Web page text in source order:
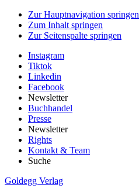
Zur Hauptnavigation springen
Zum Inhalt springen
Zur Seitenspalte springen
Instagram
Tiktok
Linkedin
Facebook
Newsletter
Buchhandel
Presse
Newsletter
Rights
Kontakt & Team
Suche
Goldegg Verlag